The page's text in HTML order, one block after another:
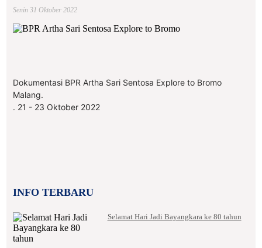
Senin 31 Oktober 2022
Dokumentasi BPR Artha Sari Sentosa Explore to Bromo
Malang.
. 21 - 23 Oktober 2022
INFO TERBARU
Selamat Hari Jadi Bayangkara ke 80 tahun